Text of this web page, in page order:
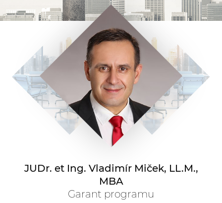
JUDr. et Ing. Vladimír Miček, LL.M.,
MBA
Garant programu